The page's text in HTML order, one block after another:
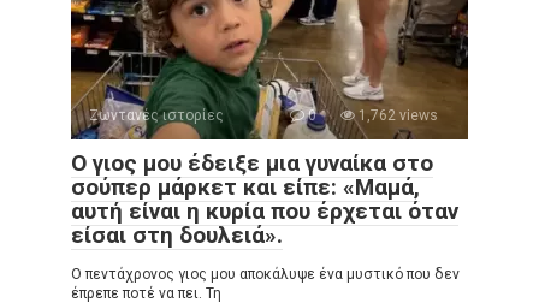
Ζωντανές ιστορίες 0 1,762 views
Ο γιος μου έδειξε μια γυναίκα στο
σούπερ μάρκετ και είπε: «Μαμά,
αυτή είναι η κυρία που έρχεται όταν
είσαι στη δουλειά».
Ο πεντάχρονος γιος μου αποκάλυψε ένα μυστικό που δεν
έπρεπε ποτέ να πει. Τη